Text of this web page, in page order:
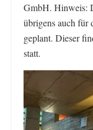
GmbH. Hinweis:
übrigens auch für
geplant. Dieser
statt.